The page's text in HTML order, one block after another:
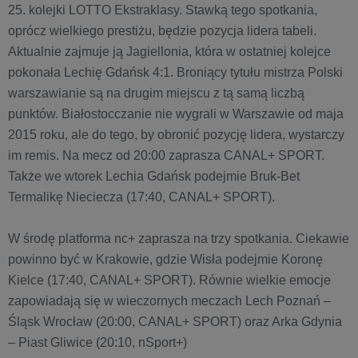
25. kolejki LOTTO Ekstraklasy. Stawką tego spotkania,
oprócz wielkiego prestiżu, będzie pozycja lidera tabeli.
Aktualnie zajmuje ją Jagiellonia, która w ostatniej kolejce
pokonała Lechię Gdańsk 4:1. Broniący tytułu mistrza Polski
warszawianie są na drugim miejscu z tą samą liczbą
punktów. Białostocczanie nie wygrali w Warszawie od maja
2015 roku, ale do tego, by obronić pozycję lidera, wystarczy
im remis. Na mecz od 20:00 zaprasza CANAL+ SPORT.
Także we wtorek Lechia Gdańsk podejmie Bruk-Bet
Termalikę Nieciecza (17:40, CANAL+ SPORT).
W środę platforma nc+ zaprasza na trzy spotkania. Ciekawie
powinno być w Krakowie, gdzie Wisła podejmie Koronę
Kielce (17:40, CANAL+ SPORT). Równie wielkie emocje
zapowiadają się w wieczornych meczach Lech Poznań –
Śląsk Wrocław (20:00, CANAL+ SPORT) oraz Arka Gdynia
– Piast Gliwice (20:10, nSport+)